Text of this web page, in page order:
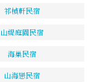
祁楨軒民宿
山緹庭園民宿
海巢民宿
山海戀民宿